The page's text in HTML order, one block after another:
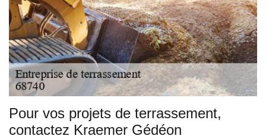
Pour vos projets de terrassement,
contactez Kraemer Gédéon